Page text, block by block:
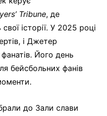
Tribune, де
історії. У 2025 році
і Джетер
Його день
бейсбольних фанів
до Зали слави